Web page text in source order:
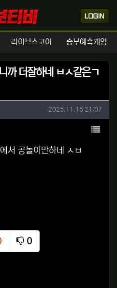
라이브스코어 승부예측게임
까 더잘하네 ㅂㅅ같은ㄱ
작성일
2025.11.15 21:07
목록
서 공놀이만하네 ㅅㅂ
0
비추천